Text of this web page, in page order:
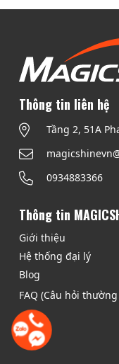
h
m
n
à
y
ó
n
i
u
i
t
Thông tin liên hệ
Tầng 2, 51A
0934883366
Thông tin
Giới thiệu
Hệ thống đại lý
Blog
FAQ (Câu hỏi